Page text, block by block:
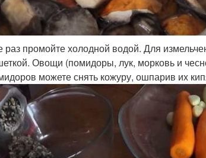
промойте холодной водой. Для
Овощи (помидоры, лук, морковь и
можете снять кожуру, ошпарив их